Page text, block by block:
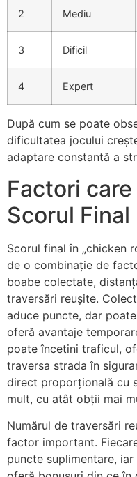
2 Mediu
3 Dificil
4 Expert
După cum se poate
dificultatea jocului
adaptare constantă a
Factori
Scorul Final
Scorul final în „chicken
de o combinație de
boabe colectate,
traversări reușite.
aduce puncte, dar
oferă avantaje
poate încetini traficul,
traversa strada în
direct proporțională cu
mult, cu atât obții mai
Numărul de traversări
factor important.
puncte suplimentare,